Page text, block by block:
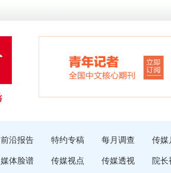
前沿报告 特约专稿 每月调查 传媒
媒体脸谱 传媒视点 传媒透视 院长